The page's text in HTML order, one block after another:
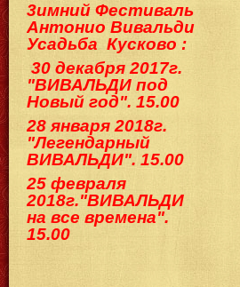
3имний Фестиваль
Антонио Вивальди
Усадьба Кусково :
30 декабря 2017г.
"ВИВАЛЬДИ под
Новый год". 15.00
28 января 2018г.
"Легендарный
ВИВАЛЬДИ". 15.00
25 февраля
2018г."ВИВАЛЬДИ
на все времена".
15.00